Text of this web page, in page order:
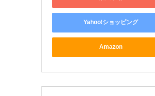
Yahoo!ショッピング
Amazon